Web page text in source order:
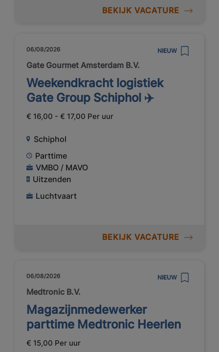
BEKIJK VACATURE
06/08/2026 NIEUW
Gate Gourmet Amsterdam B.V.
Weekendkracht logistiek
Gate Group Schiphol ✈️
€ 16,00 - € 17,00 Per uur
Schiphol
Parttime
VMBO / MAVO
Uitzenden
Luchtvaart
BEKIJK VACATURE
06/08/2026 NIEUW
Medtronic B.V.
Magazijnmedewerker
parttime Medtronic Heerlen
€ 15,00 Per uur